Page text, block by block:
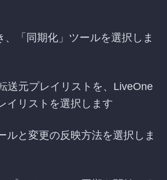
、「同期化」ツールを選択しま
送元プレイリストを、LiveOne
イリストを選択します
ルと変更の反映方法を選択しま